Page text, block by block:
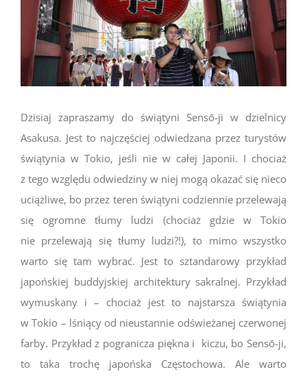
Dzisiaj zapraszamy do świątyni Sensō-ji w dzielnicy
Asakusa. Jest to najczęściej odwiedzana przez turystów
świątynia w Tokio, jeśli nie w całej Japonii. I chociaż
z tego względu odwiedziny w niej mogą okazać się nieco
uciążliwe, bo przez teren świątyni codziennie przelewają
się ogromne tłumy ludzi (chociaż gdzie w Tokio
nie przelewają się tłumy ludzi?!), to mimo wszystko
warto się tam wybrać. Jest to sztandarowy przykład
japońskiej buddyjskiej architektury sakralnej. Przykład
wymuskany i – chociaż jest to najstarsza świątynia
w Tokio – lśniący od nieustannie odświeżanej czerwonej
farby. Przykład z pogranicza piękna i kiczu, bo Sensō-ji,
to taka trochę japońska Częstochowa. Ale warto